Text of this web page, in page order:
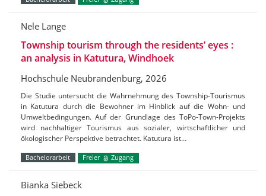
Nele Lange
Township tourism through the residents’ eyes :
an analysis in Katutura, Windhoek
Hochschule Neubrandenburg, 2026
Die Studie untersucht die Wahrnehmung des Township-Tourismus
in Katutura durch die Bewohner im Hinblick auf die Wohn- und
Umweltbedingungen. Auf der Grundlage des ToPo-Town-Projekts
wird nachhaltiger Tourismus aus sozialer, wirtschaftlicher und
ökologischer Perspektive betrachtet. Katutura ist…
Bachelorarbeit Freier Zugang
Bianka Siebeck